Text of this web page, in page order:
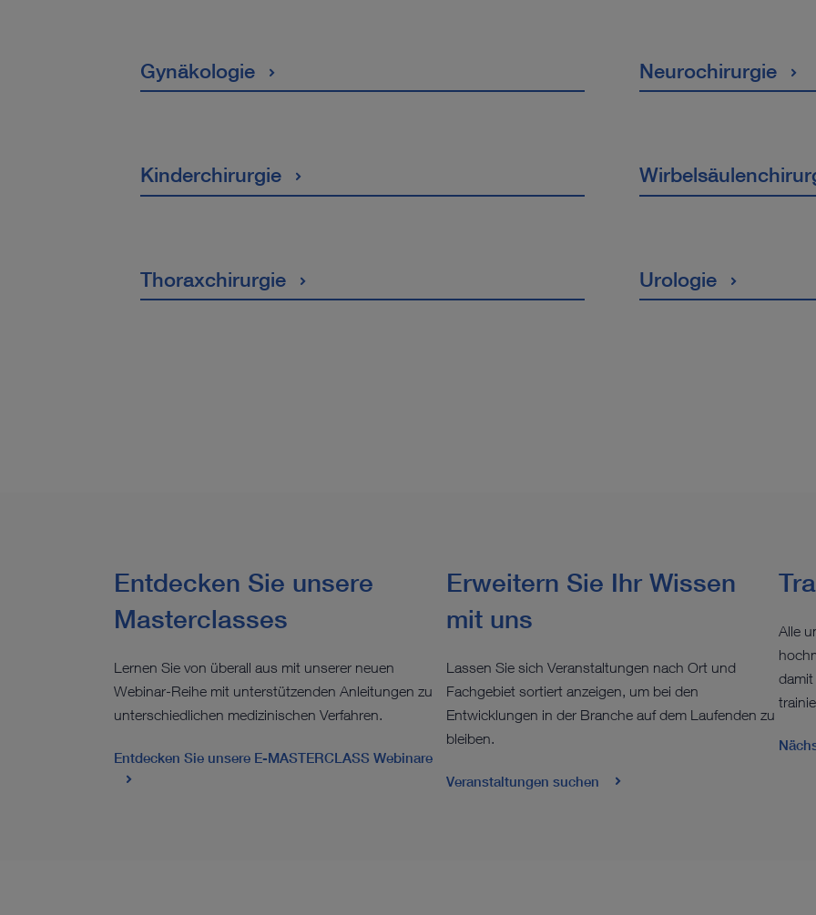
Gynäkologie Neurochirurgie
Kinderchirurgie
Thoraxchirurgie Urologie
Entdecken Sie unsere
Masterclasses
Lernen Sie von überall aus mit unserer neuen
Webinar-Reihe mit unterstützenden Anleitungen zu
unterschiedlichen medizinischen Verfahren.
Entdecken Sie unsere E-MASTERCLASS Webinare
Erweitern Sie Ihr Wissen
mit uns
Lassen Sie sich Veranstaltungen nach Ort und
Fachgebiet sortiert anzeigen, um bei den
Entwicklungen in der Branche auf dem Laufenden zu
bleiben.
Veranstaltungen suchen
Alle
damit